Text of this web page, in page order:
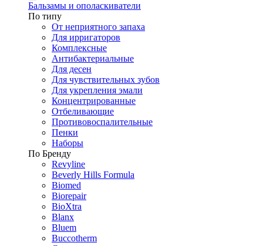
Бальзамы и ополаскиватели
По типу
От неприятного запаха
Для ирригаторов
Комплексные
Антибактериальные
Для десен
Для чувствительных зубов
Для укрепления эмали
Концентрированные
Отбеливающие
Противовоспалительные
Пенки
Наборы
По Бренду
Revyline
Beverly Hills Formula
Biomed
Biorepair
BioXtra
Blanx
Bluem
Buccotherm